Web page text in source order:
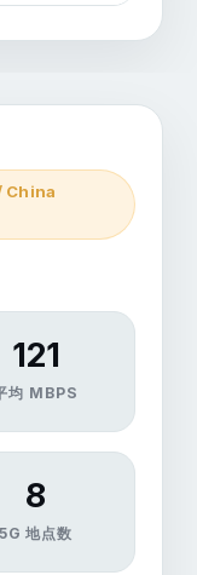
China
121
均 MBPS
8
5G 地点数